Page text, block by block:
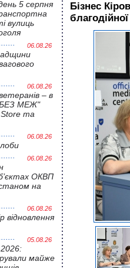
5 серпня
вулиць
06.08.26
06.08.26
– в
МЕЖ"
та
06.08.26
06.08.26
ОКВП
на
06.08.26
відновлення
05.08.26
майже
Бізнес